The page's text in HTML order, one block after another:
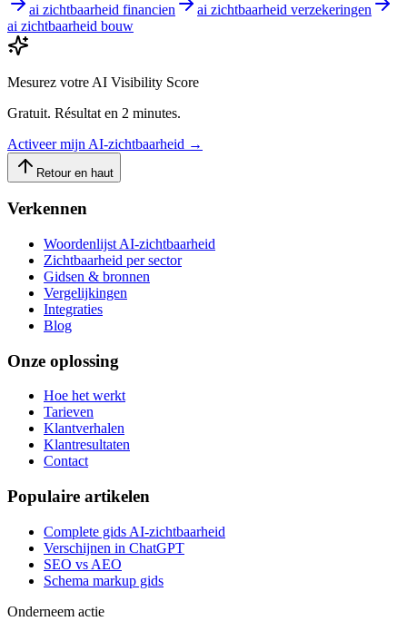
ai zichtbaarheid financien
ai zichtbaarheid verzekeringen
ai zichtbaarheid bouw
Mesurez votre AI Visibility Score
Gratuit. Résultat en 2 minutes.
Activeer mijn AI-zichtbaarheid →
Retour en haut
Verkennen
Woordenlijst AI-zichtbaarheid
Zichtbaarheid per sector
Gidsen & bronnen
Vergelijkingen
Integraties
Blog
Onze oplossing
Hoe het werkt
Tarieven
Klantverhalen
Klantresultaten
Contact
Populaire artikelen
Complete gids AI-zichtbaarheid
Verschijnen in ChatGPT
SEO vs AEO
Schema markup gids
Onderneem actie